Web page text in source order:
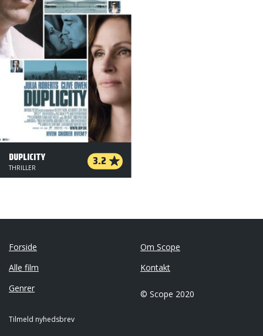
DUPLICITY 3.2
THRILLER
Forside
Alle film
Genrer
Om Scope
Kontakt
© Scope 2020
Tilmeld nyhedsbrev